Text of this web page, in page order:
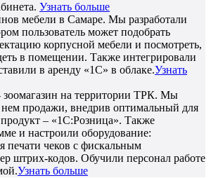
Узнать больше
мебели в Самаре. Мы разработали
пользователь может подобрать
корпусной мебели и посмотреть,
в помещении. Также интегрировали
в аренду «1С» в облаке.Узнать
зоомагазин на территории ТРК. Мы
нем продажи, внедрив оптимальный для
– «1С:Розница». Также
и настроили оборудование:
печати чеков с фискальным
штрих-кодов. Обучили персонал работе
Узнать больше